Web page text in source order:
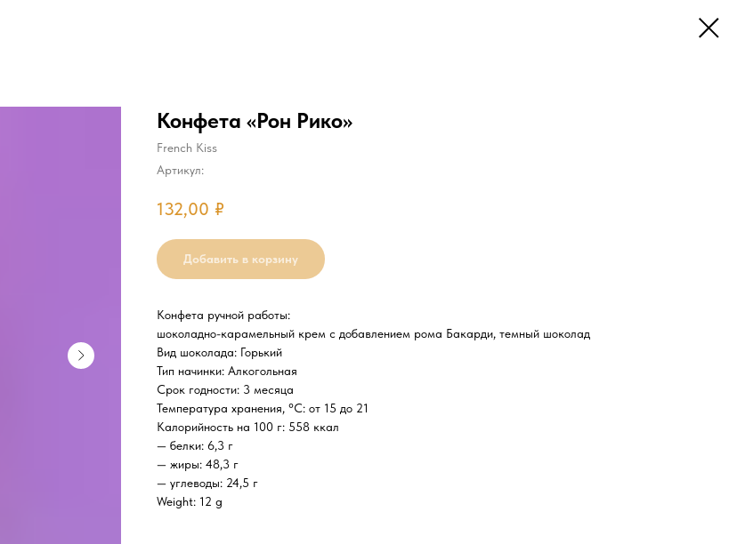
Конфета «Рон Рико»
French Kiss
Артикул:
132,00 ₽
Добавить в корзину
Конфета ручной работы:
шоколадно-карамельный крем с добавлением рома Бакарди, темный шоколад
Вид шоколада: Горький
Тип начинки: Алкогольная
Срок годности: 3 месяца
Температура хранения, °C: от 15 до 21
Калорийность на 100 г: 558 ккал
— белки: 6,3 г
— жиры: 48,3 г
— углеводы: 24,5 г
Weight: 12 g